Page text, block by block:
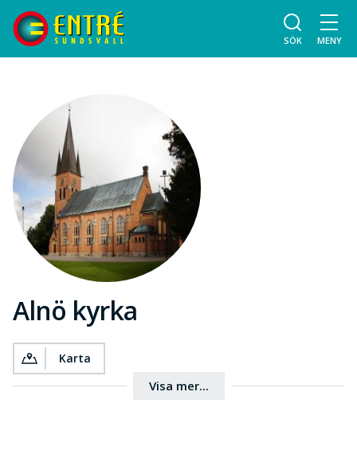
SÖK MENY
Alnö kyrka
Karta
Visa mer...